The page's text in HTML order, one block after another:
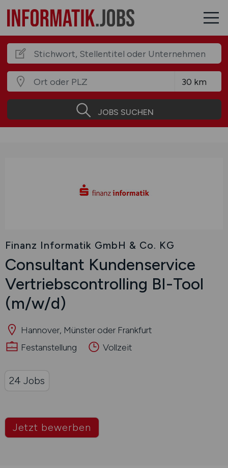
JOBS SUCHEN
Finanz Informatik GmbH & Co. KG
Consultant Kundenservice
Vertriebscontrolling BI-Tool
(m/w/d)
Hannover, Münster oder Frankfurt
Festanstellung
Vollzeit
Jetzt bewerben
24 Jobs